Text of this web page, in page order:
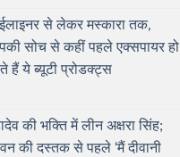
से लेकर मस्कारा तक,
सोच से कहीं पहले एक्सपायर हो
हैं ये ब्यूटी प्रोडक्ट्स
की भक्ति में लीन अक्षरा सिंह;
की दस्तक से पहले ‘मैं दीवानी